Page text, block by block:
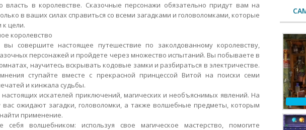
власть в королевстве. Сказочные персонажи обязательно придут вам на
в ваших силах справиться со всеми загадками и головоломками, которые
к цели.
королевство
совершите настоящее путешествие по заколдованному королевству,
персонажей и пройдете через множество испытаний. Вы побываете в
научитесь вскрывать кодовые замки и разбираться в электричестве.
ступайте вместе с прекрасной принцессой Витой на поиски семи
и кинжала судьбы.
настоящих искателей приключений, магических и необъяснимых явлений. На
вас ожидают загадки, головоломки, а также волшебные предметы, которым
применение.
себя волшебником: используя свое магическое мастерство, помогите